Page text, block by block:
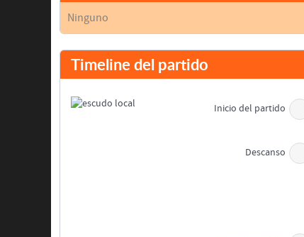
Ninguno
Timeline del partido
Inicio del partido
Descanso